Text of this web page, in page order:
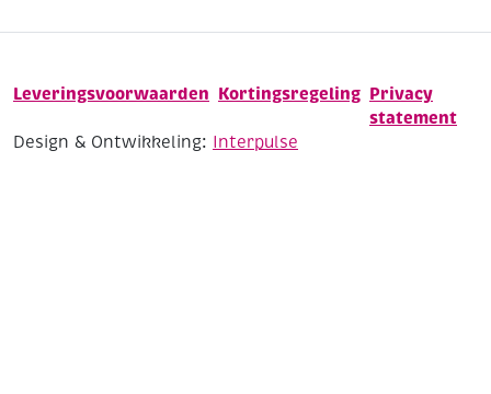
Leveringsvoorwaarden Kortingsregeling Privacy
statement
Design & Ontwikkeling: Interpulse